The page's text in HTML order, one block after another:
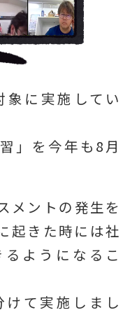
に実施してい
」を今年も8月
メントの発生を
起きた時には社
ようになるこ
て実施しまし